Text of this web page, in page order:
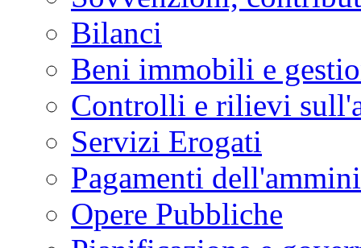
Bilanci
Beni immobili e
Controlli e rilievi
Servizi Erogati
Pagamenti
Opere Pubbliche